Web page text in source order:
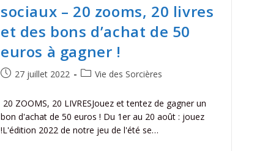
sociaux – 20 zooms, 20 livres
et des bons d’achat de 50
euros à gagner !
27 juillet 2022 Vie des Sorcières
20 ZOOMS, 20 LIVRESJouez et tentez de gagner un
bon d'achat de 50 euros ! Du 1er au 20 août : jouez
!L'édition 2022 de notre jeu de l'été se…